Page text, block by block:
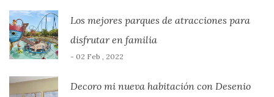
Los mejores parques de atracciones para
disfrutar en familia
- 02 Feb , 2022
Decoro mi nueva habitación con Desenio